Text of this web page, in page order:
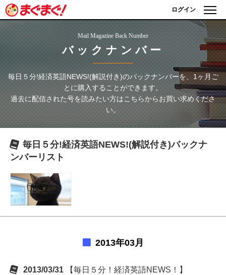
ログイン
Mail Magazine Back Number
バックナンバー
毎日５分!経済英語NEWS!(解説付き)のバックナンバーを、1ヶ月ご
とに購入することができます。
過去に配信された号を読みたい方はこちらからお買い求めくださ
い。
毎日５分!経済英語NEWS!(解説付き)バックナ
ンバーリスト
2013年03月
2013/03/31
【毎日５分！経済英語NEWS！】